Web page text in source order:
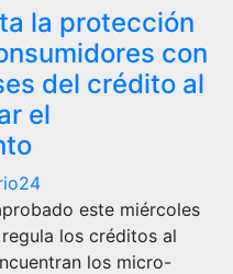
la protección
con
del crédito al
el
este miércoles
los créditos al
los micro-